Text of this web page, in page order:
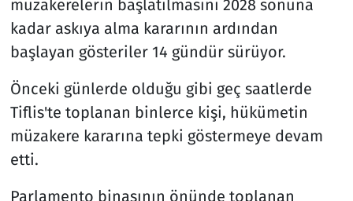
müzakerelerin başlatılmasını 2028 sonuna
kadar askıya alma kararının ardından
başlayan gösteriler 14 gündür sürüyor.
Önceki günlerde olduğu gibi geç saatlerde
Tiflis'te toplanan binlerce kişi, hükümetin
müzakere kararına tepki göstermeye devam
etti.
Parlamento binasının önünde toplanan
Televizyon